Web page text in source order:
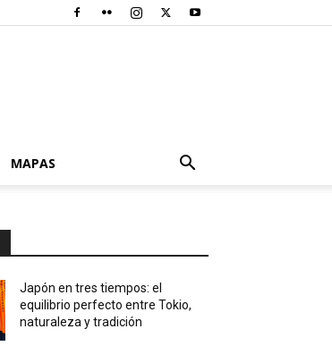
MAPAS
Japón en tres tiempos: el
equilibrio perfecto entre Tokio,
naturaleza y tradición